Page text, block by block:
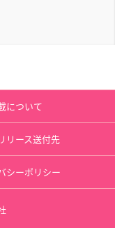
について
リース送付先
シーポリシー